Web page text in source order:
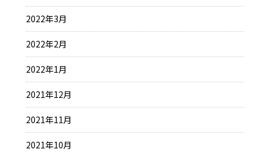
2022年3月
2022年2月
2022年1月
2021年12月
2021年11月
2021年10月